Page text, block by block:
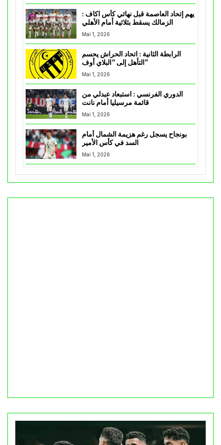
يهم إتحاد العاصمة قبل نهائي كأس اكاف :
Mai 1, 2026
الرابطة الثانية : اتحاد الحراش يحسم
التأهل إلى “البلاي أوف”
Mai 1, 2026
الدوري الفرنسي : استبعاد عبدلي من
قائمة مرسيليا أمام نانت
Mai 1, 2026
بونجاح يسجل رغم هزيمة الشمال أمام
السد في كأس الأمير
Mai 1, 2026